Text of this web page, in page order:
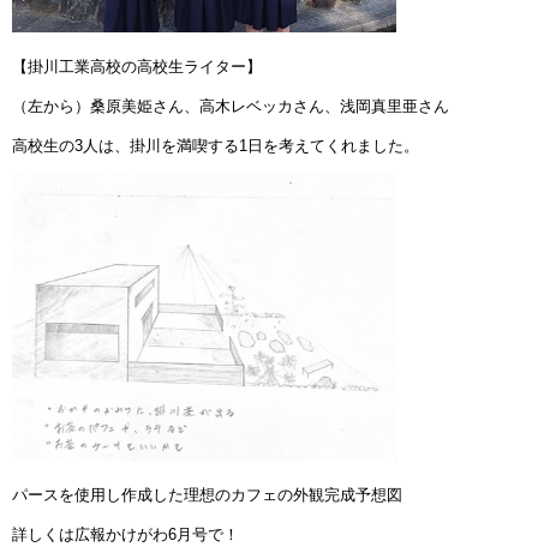
【掛川工業高校の高校生ライター】
（左から）桑原美姫さん、高木レベッカさん、浅岡真里亜さん
高校生の3人は、掛川を満喫する1日を考えてくれました。
パースを使用し作成した理想のカフェの外観完成予想図
詳しくは広報かけがわ6月号で！